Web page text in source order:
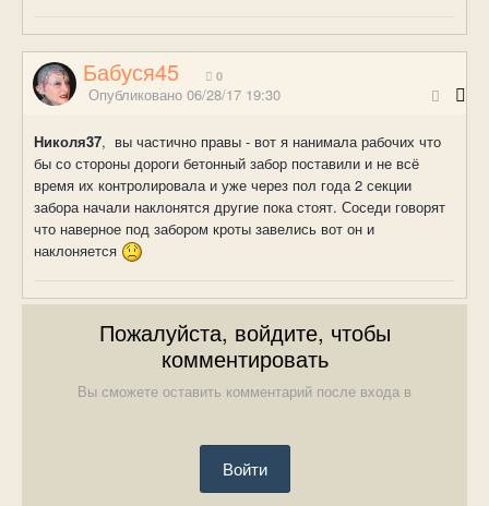
Бабуся45 0
Опубликовано 06/28/17 19:30
Николя37, вы частично правы - вот я нанимала рабочих что
бы со стороны дороги бетонный забор поставили и не всё
время их контролировала и уже через пол года 2 секции
забора начали наклонятся другие пока стоят. Соседи говорят
что наверное под забором кроты завелись вот он и
наклоняется
Пожалуйста, войдите, чтобы
комментировать
Вы сможете оставить комментарий после входа в
Войти